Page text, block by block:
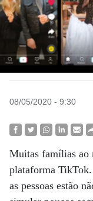
08/05/2020 - 9:30
Muitas famílias ao
plataforma
as pessoas estão